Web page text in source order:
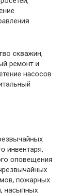
скважин,
ремонт и
насосов
инвентаря,
оповещения
пожарных
насыпных